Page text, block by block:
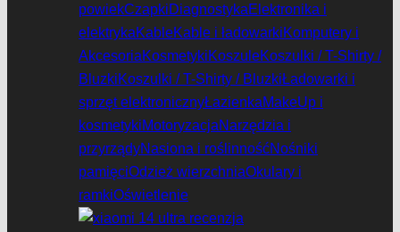
powiekCzapkiDiagnostykaElektronika i
elektrykaKableKable i ładowarkiKomputery i
AkcesoriaKosmetykiKoszuleKoszulki / T-Shirty /
BluzkiKoszulki / T-Shirty / BluzkiŁadowarki i
sprzęt elektronicznyŁazienkaMakeUp i
kosmetykiMotoryzacjaNarzędzia i
przyrządyNasiona i roślinnośćNośniki
pamięciOdzież wierzchniaOkulary i
ramkiOświetlenie